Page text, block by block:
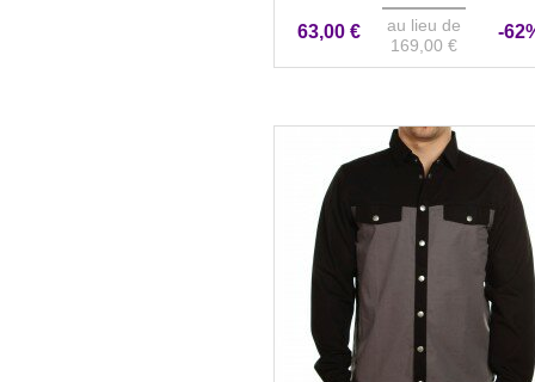
63,00 €
au lieu de
169,00 €
-